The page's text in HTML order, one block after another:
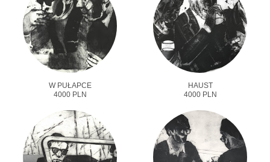
W PUŁAPCE
4000 PLN
HAUST
4000 PLN